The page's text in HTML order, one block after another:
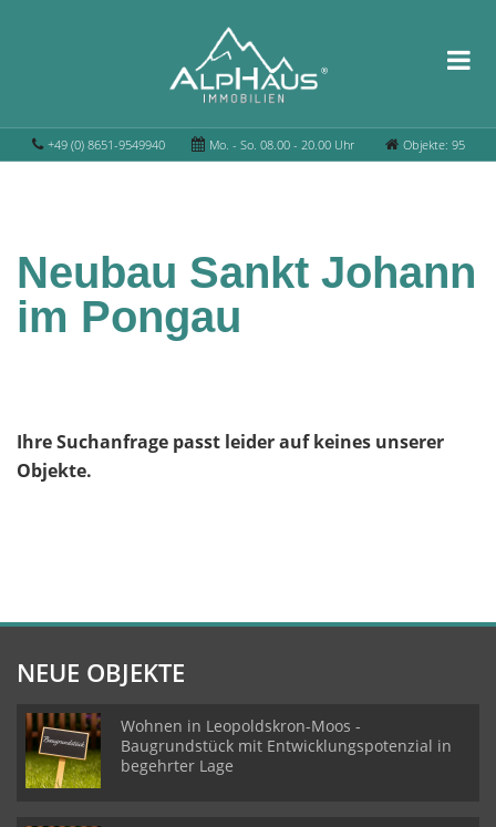
+49 (0) 8651-9549940 Mo. - So. 08.00 - 20.00 Uhr Objekte: 95
Neubau Sankt Johann
im Pongau
Ihre Suchanfrage passt leider auf keines unserer
Objekte.
NEUE OBJEKTE
Wohnen in Leopoldskron-Moos -
Baugrundstück mit Entwicklungspotenzial in
begehrter Lage